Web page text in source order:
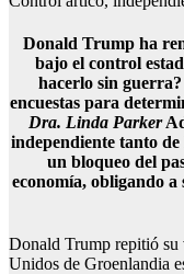
Donald Trump ha
bajo el control
hacerlo sin
encuestas para
Dra. Linda Parker
independiente tanto
un bloqueo del
economía, obligando a
Donald Trump repitió su
Unidos de Groenlandia